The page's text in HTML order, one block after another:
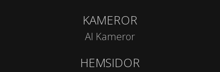
KAMEROR
AI Kameror
HEMSIDOR